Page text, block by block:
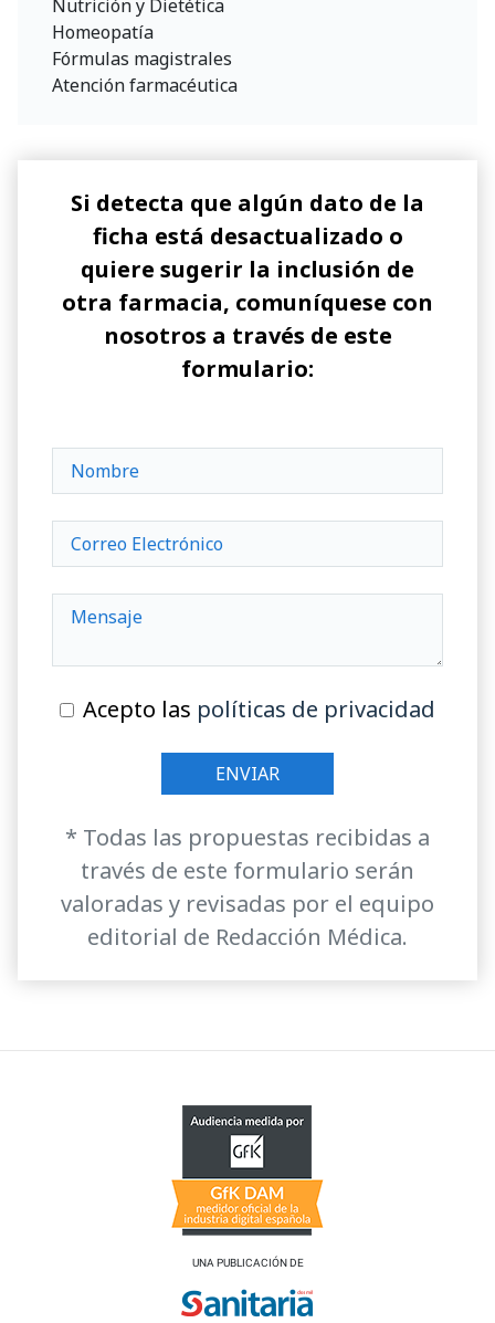
Nutrición y Dietética
Homeopatía
Fórmulas magistrales
Atención farmacéutica
Si detecta que algún dato de la
ficha está desactualizado o
quiere sugerir la inclusión de
otra farmacia, comuníquese con
nosotros a través de este
formulario:
Acepto las políticas de privacidad
* Todas las propuestas recibidas a
través de este formulario serán
valoradas y revisadas por el equipo
editorial de Redacción Médica.
UNA PUBLICACIÓN DE